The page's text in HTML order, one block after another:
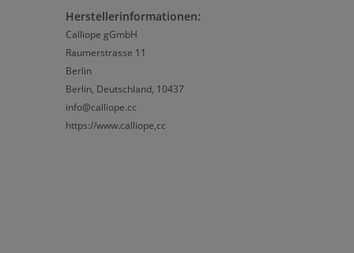
Herstellerinformationen:
Calliope gGmbH
Raumerstrasse 11
Berlin
Berlin, Deutschland, 10437
info@calliope.cc
https://www.calliope,cc